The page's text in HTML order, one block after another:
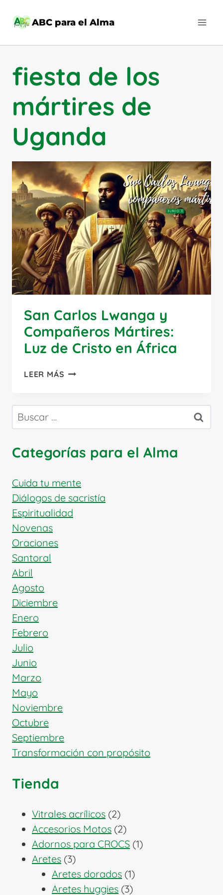
ABC para el Alma
fiesta de los
mártires de
Uganda
San Carlos Lwanga y
Compañeros Mártires:
Luz de Cristo en África
LEER MÁS SAN
Y
MÁRTIRES:
DE
EN
ÁFRICA
Buscar:
Categorías para el Alma
Cuida tu mente
Diálogos de sacristía
Espiritualidad
Novenas
Oraciones
Santoral
Abril
Agosto
Diciembre
Enero
Febrero
Julio
Junio
Marzo
Mayo
Noviembre
Octubre
Septiembre
Transformación con propósito
Tienda
Vitrales acrílicos 22
productos
Accesorios Motos 22
productos
Adornos para CROCS 11
Aretes 33
productos
Aretes dorados 11
producto
Aretes huggies 33